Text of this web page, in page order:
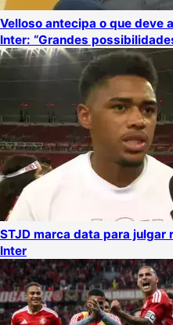
Velloso antecipa o que deve
Inter: “Grandes
STJD marca data para
Inter